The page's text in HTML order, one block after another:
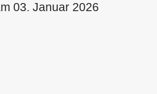
03. Januar 2026